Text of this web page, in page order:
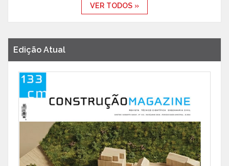
VER TODOS »
Edição Atual